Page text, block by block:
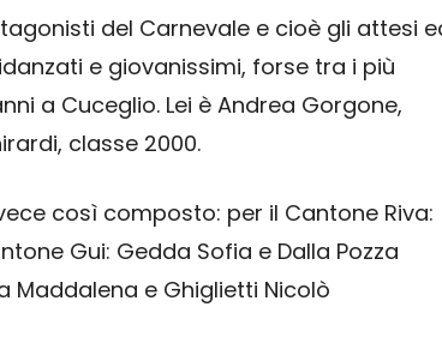
del Carnevale e cioè gli attesi
e giovanissimi, forse tra i più
a Cuceglio. Lei è Andrea Gorgone,
classe 2000.
così composto: per il Cantone Riva:
Gui: Gedda Sofia e Dalla Pozza
Maddalena e Ghiglietti Nicolò